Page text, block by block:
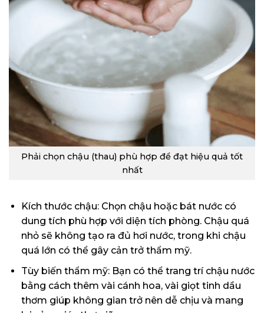
Phải chọn chậu (thau) phù hợp để đạt hiệu quả tốt
nhất
Kích thước chậu: Chọn chậu hoặc bát nước có
dung tích phù hợp với diện tích phòng. Chậu quá
nhỏ sẽ không tạo ra đủ hơi nước, trong khi chậu
quá lớn có thể gây cản trở thẩm mỹ.
Tùy biến thẩm mỹ: Bạn có thể trang trí chậu nước
bằng cách thêm vài cánh hoa, vài giọt tinh dầu
thơm giúp không gian trở nên dễ chịu và mang